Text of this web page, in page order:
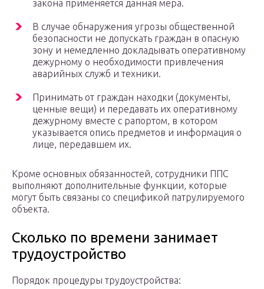
закона применяется данная мера.
В случае обнаружения угрозы общественной
безопасности не допускать граждан в опасную
зону и немедленно докладывать оперативному
дежурному о необходимости привлечения
аварийных служб и техники.
Принимать от граждан находки (документы,
ценные вещи) и передавать их оперативному
дежурному вместе с рапортом, в котором
указывается опись предметов и информация о
лице, передавшем их.
Кроме основных обязанностей, сотрудники ППС
выполняют дополнительные функции, которые
могут быть связаны со спецификой патрулируемого
объекта.
Сколько по времени занимает
трудоустройство
Порядок процедуры трудоустройства: